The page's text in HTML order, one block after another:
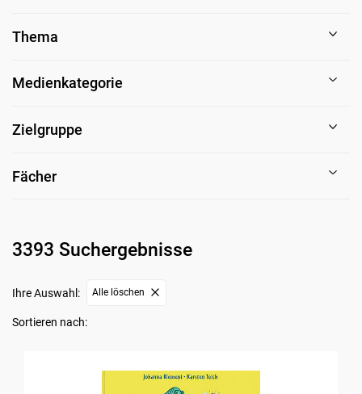
Thema
Medienkategorie
Zielgruppe
Fächer
3393 Suchergebnisse
Ihre Auswahl: Alle löschen
Sortieren nach: